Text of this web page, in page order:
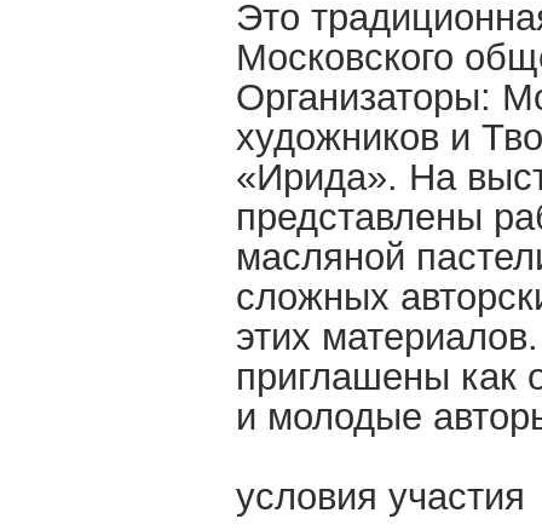
Это
Московского
Организаторы:
художников и
«Ирида». На
представлены
масляной
сложных
этих
приглашены как
и молодые
условия участия